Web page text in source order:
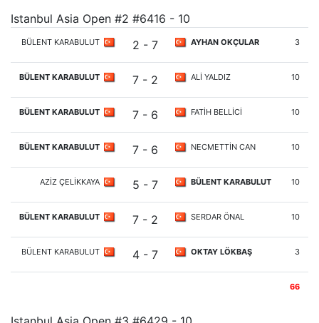
Istanbul Asia Open #2 #6416 - 10
BÜLENT KARABULUT 2 - 7 AYHAN OKÇULAR 3
BÜLENT KARABULUT 7 - 2 ALİ YALDIZ 10
BÜLENT KARABULUT 7 - 6 FATİH BELLİCİ 10
BÜLENT KARABULUT 7 - 6 NECMETTİN CAN 10
AZİZ ÇELİKKAYA 5 - 7 BÜLENT KARABULUT 10
BÜLENT KARABULUT 7 - 2 SERDAR ÖNAL 10
BÜLENT KARABULUT 4 - 7 OKTAY LÖKBAŞ 3
66